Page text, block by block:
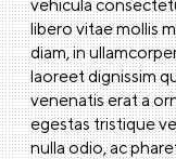
vehicula
libero vitae mollis
diam, in
laoreet dignissim
venenatis erat a
egestas tristique
nulla odio, ac